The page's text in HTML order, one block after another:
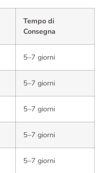
Tempo di
Consegna
5–7 giorni
5–7 giorni
5–7 giorni
5–7 giorni
5–7 giorni